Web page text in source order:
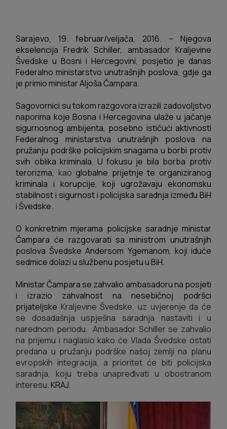
Sarajevo, 19. februar/veljača, 2016. – Njegova
ekselencija Fredrik Schiller, ambasador Kraljevine
Švedske u Bosni i Hercegovini, posjetio je danas
Federalno ministarstvo unutrašnjih poslova, gdje ga
je primio ministar Aljoša Čampara.
Sagovornici su tokom razgovora izrazili zadovoljstvo
naporima koje Bosna i Hercegovina ulaže u jačanje
sigurnosnog ambijenta, posebno ističući aktivnosti
Federalnog ministarstva unutrašnjih poslova na
pružanju podrške policijskim snagama u borbi protiv
svih oblika kriminala. U fokusu je bila borba protiv
terorizma, kaoglobalne prijetnje te organiziranog
kriminala i korupcije, koji ugrožavaju ekonomsku
stabilnost i sigurnost i policijska saradnja između BiH
i Švedske.
O konkretnim mjerama policijske saradnje ministar
Čampara će razgovarati sa ministrom unutrašnjih
poslova Švedske Andersom Ygemanom, koji iduće
sedmice dolazi u službenu posjetu u BiH.
Ministar Čampara se zahvalio ambasadoru na posjeti
i izrazio zahvalnost na nesebičnoj podršci
prijateljske Kraljevine Švedske, uz uvjerenje da će
se dosadašnja uspješna saradnja nastaviti i u
narednom periodu. Ambasador Schiller se zahvalio
na prijemu i naglasio kako će Vlada Švedske ostati
predana u pružanju podrške našoj zemlji na planu
evropskih integracija, a prioritet će biti policijska
saradnja, koju treba unapređivati u obostranom
interesu. KRAJ.